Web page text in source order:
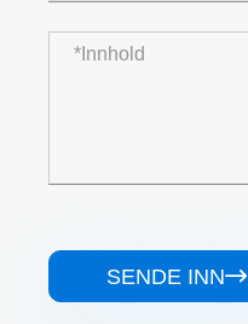
SENDE INN